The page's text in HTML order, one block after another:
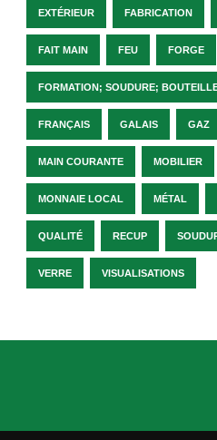
EXTÉRIEUR FABRICATION
FAIT MAIN FEU FORGE
FORMATION; SOUDURE;
FRANÇAIS GALAIS GAZ
MAIN COURANTE MOBILIER
MONNAIE LOCAL MÉTAL
QUALITÉ RECUP
VERRE VISUALISATIONS